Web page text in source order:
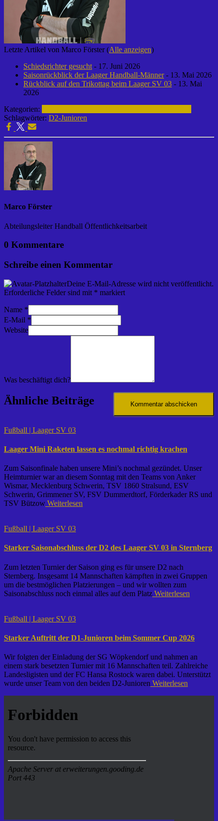
Letzte Artikel von Marco Förster(Alle anzeigen)
Schiedsrichter gesucht - 17. Juni 2026
Saisonrückblick der Laager Handball-Männer- 13. Mai 2026
Rückblick auf den Trikottag beim Laager SV 03 - 13. Mai
2026
Kategorien:
Schlagwörter: D2-Junioren
Marco Förster
Abteilungsleiter Handball Öffentlichkeitsarbeit
0 Kommentare
Schreibe einen Kommentar
Deine E-Mail-Adresse wird nicht veröffentlicht.
Erforderliche Felder sind mit * markiert
Name *
E-Mail *
Website
Was beschäftigt dich?
Ähnliche Beiträge
Fußball | Laager SV 03
Laager Mini Raketen lassen es nochmal richtig krachen
Zum Saisonfinale haben unsere Mini’s nochmal gezündet. Unser
Heimturnier war an diesem Sonntag mit den Teams von Anker
Wismar, Mecklenburg Schwerin, TSV 1860 Stralsund, ESV
Schwerin, Grimmener SV, FSV Dummerdtorf, Förderkader RS und
TSV Bützow Weiterlesen
Fußball | Laager SV 03
Starker Saisonabschluss der D2 des Laager SV 03 in Sternberg
Zum letzten Turnier der Saison ging es für unsere D2 nach
Sternberg. Insgesamt 14 Mannschaften kämpften in zwei Gruppen
um die bestmöglichen Platzierungen – und wir wollten zum
Saisonabschluss noch einmal alles auf dem Platz Weiterlesen
Fußball | Laager SV 03
Starker Auftritt der D1-Junioren beim Sommer Cup 2026
Wir folgten der Einladung der SG Wöpkendorf und nahmen an
einem stark besetzten Turnier mit 16 Mannschaften teil. Zahlreiche
Landesligisten und der FC Hansa Rostock waren dabei. Unterstützt
wurde unser Team von den beiden D2-Junioren Weiterlesen